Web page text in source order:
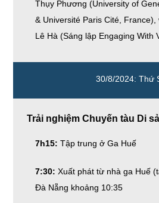
Thụy Phương (University of
& Université Paris Cité, France),
Lê Hà (Sáng lập Engaging With
30/8/2024: Thứ
Trải nghiệm Chuyến tàu Di
7h15: Tập trung ở Ga Huế
7:30: Xuất phát từ nhà ga Huế
Đà Nẵng khoảng 10:35